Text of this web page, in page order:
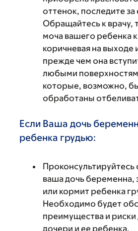
оттенок, последите за
Обращайтесь к врачу,
моча вашего ребенка
коричневая на выходе
прежде чем она
любыми
которые, возможно,
обработаны
Если Ваша дочь
ребенка грудью:
Проконсультируйтесь
ваша дочь беременна,
или кормит ребенка
Необходимо будет
преимущества и
дочери и ее ребенка.